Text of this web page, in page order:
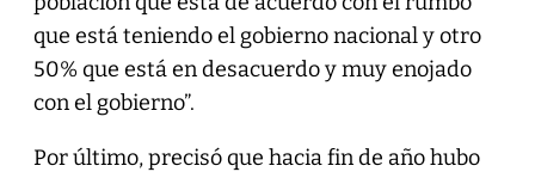
que está teniendo el gobierno nacional y otro
50% que está en desacuerdo y muy enojado
con el gobierno”.
Por último, precisó que hacia fin de año hubo